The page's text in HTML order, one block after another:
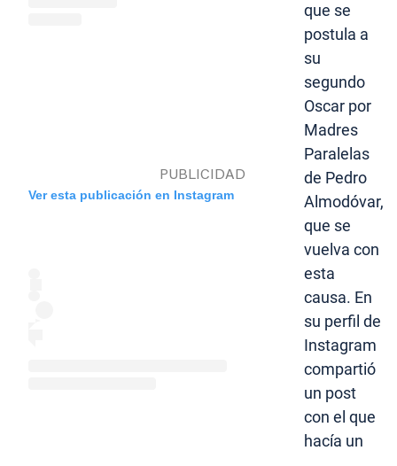
Ver esta publicación en Instagram
que se
postula a
su
segundo
Oscar por
Madres
Paralelas
de Pedro
Almodóvar,
que se
vuelva con
esta
causa. En
su perfil de
Instagram
compartió
un post
con el que
hacía un